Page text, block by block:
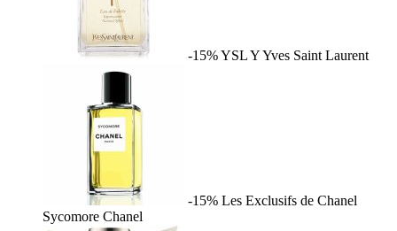
-15%YSL YYves Saint Laurent
-15% Les Exclusifs de Chanel
Sycomore Chanel